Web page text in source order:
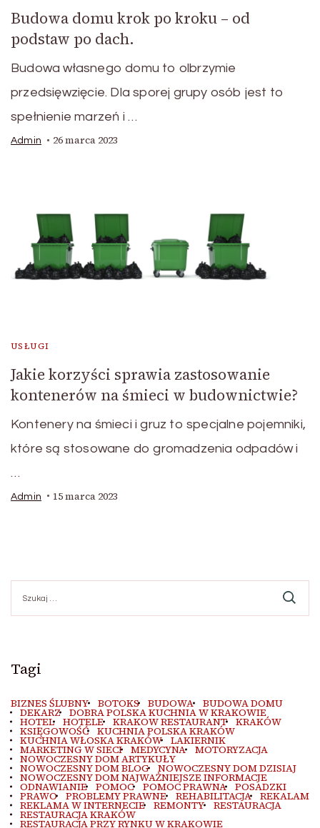
Budowa domu krok po kroku – od
podstaw po dach.
Budowa własnego domu to olbrzymie
przedsięwzięcie. Dla sporej grupy osób jest to
spełnienie marzeń i …
Admin 26 marca 2023
USŁUGI
Jakie korzyści sprawia zastosowanie
kontenerów na śmieci w budownictwie?
Kontenery na śmieci i gruz to specjalne pojemniki,
które są stosowane do gromadzenia odpadów i
…
Admin 15 marca 2023
Tagi
BIZNES ŚLUBNY BOTOKS BUDOWA BUDOWA DOMU
DEKARZ DOBRA POLSKA KUCHNIA W KRAKOWIE
HOTEL HOTELE KRAKOW RESTAURANT KRAKÓW
KSIĘGOWOŚĆ KUCHNIA POLSKA KRAKÓW
KUCHNIA WŁOSKA KRAKÓW LAKIERNIK
MARKETING W SIECI MEDYCYNA MOTORYZACJA
NOWOCZESNY DOM ARTYKUŁY
NOWOCZESNY DOM BLOG NOWOCZESNY DOM DZISIAJ
NOWOCZESNY DOM NAJWAŻNIEJSZE INFORMACJE
ODNAWIANIE POMOC POMOC PRAWNA POSADZKI
PRAWO PROBLEMY PRAWNE REHABILITACJA REKALAM
REKLAMA W INTERNECIE REMONTY RESTAURACJA
RESTAURACJA KRAKÓW
RESTAURACJA PRZY RYNKU W KRAKOWIE